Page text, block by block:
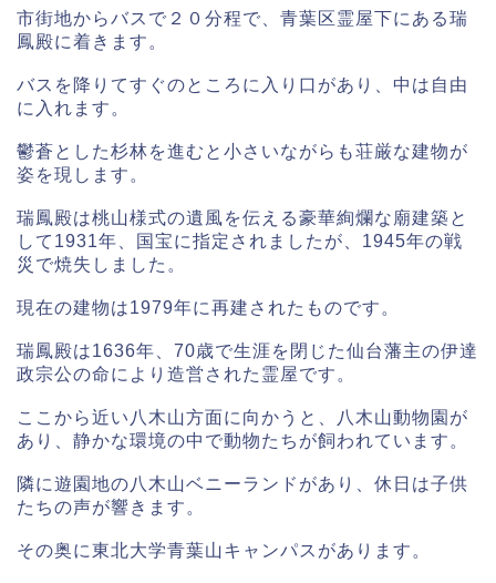
市街地からバスで２０分程で、青葉区霊屋下にある瑞
鳳殿に着きます。
バスを降りてすぐのところに入り口があり、中は自由
に入れます。
鬱蒼とした杉林を進むと小さいながらも荘厳な建物が
姿を現します。
瑞鳳殿は桃山様式の遺風を伝える豪華絢爛な廟建築と
して1931年、国宝に指定されましたが、1945年の戦
災で焼失しました。
現在の建物は1979年に再建されたものです。
瑞鳳殿は1636年、70歳で生涯を閉じた仙台藩主の伊達
政宗公の命により造営された霊屋です。
ここから近い八木山方面に向かうと、八木山動物園が
あり、静かな環境の中で動物たちが飼われています。
隣に遊園地の八木山ベニーランドがあり、休日は子供
たちの声が響きます。
その奥に東北大学青葉山キャンパスがあります。